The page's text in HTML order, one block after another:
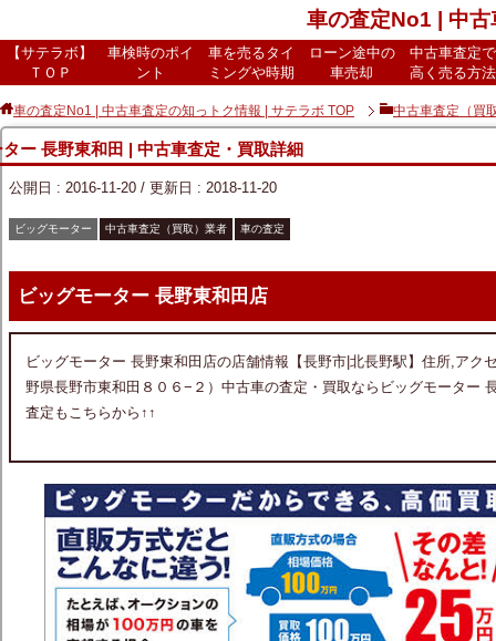
車の査定No1 | 中
【サテラボ】
ＴＯＰ
車検時のポイ
ント
車を売るタイ
ミングや時期
ローン途中の
車売却
中古車査定で
高く売る方法
車の査定No1 | 中古車査定の知っトク情報 | サテラボ TOP 中古車査定（買
ー 長野東和田 | 中古車査定・買取詳細
公開日 : 2016-11-20/ 更新日 : 2018-11-20
ビッグモーター 中古車査定（買取）業者 車の査定
ビッグモーター 長野東和田店
ビッグモーター 長野東和田店の店舗情報【長野市|北長野駅】住所,アク
野県長野市東和田８０６−２）中古車の査定・買取ならビッグモーター
査定もこちらから↑↑